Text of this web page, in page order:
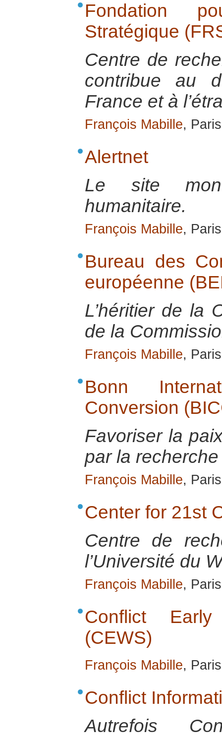
Fondation
Stratégique
Centre de
contribue au
France et à
François Mabille,
Alertnet
Le site
humanitaire.
François Mabille,
Bureau des
européenne
L’héritier de la
de la
François Mabille,
Bonn
Conversion
Favoriser la
par la
François Mabille,
Center for 21st
Centre de
l’Université du
François Mabille,
Conflict
(CEWS)
François Mabille,
Conflict
Autrefois